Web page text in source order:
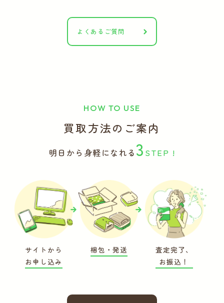
よくあるご質問
HOW TO USE
買取方法のご案内
明日から身軽になれる 3 STEP !
サイトから
お申し込み
梱包・発送
査定完了、
お振込！